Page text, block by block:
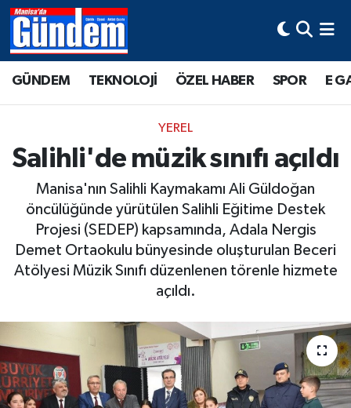
GÜNDEM TEKNOLOJİ ÖZEL HABER SPOR E
YEREL
Salihli'de müzik sınıfı açıldı
Manisa'nın Salihli Kaymakamı Ali Güldoğan
öncülüğünde yürütülen Salihli Eğitime Destek
Projesi (SEDEP) kapsamında, Adala Nergis
Demet Ortaokulu bünyesinde oluşturulan Beceri
Atölyesi Müzik Sınıfı düzenlenen törenle hizmete
açıldı.
Manisa Hava Durumu
Son Dakika Haberleri
Haber Arşivi